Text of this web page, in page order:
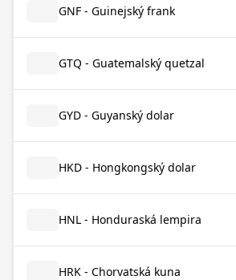
GNF - Guinejský frank
GTQ - Guatemalský quetzal
GYD - Guyanský dolar
HKD - Hongkongský dolar
HNL - Honduraská lempira
HRK - Chorvatská kuna